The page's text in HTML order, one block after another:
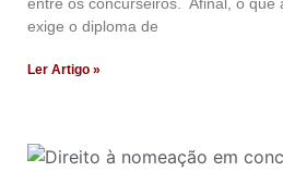
exige o diploma de
Ler Artigo »